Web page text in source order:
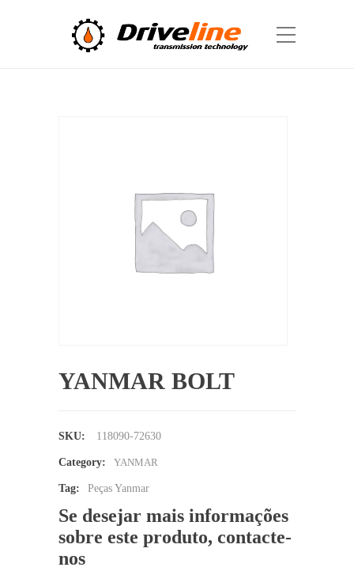
YANMAR BOLT
SKU: 118090-72630
Category: YANMAR
Tag: Peças Yanmar
Se desejar mais informações
sobre este produto, contacte-
nos